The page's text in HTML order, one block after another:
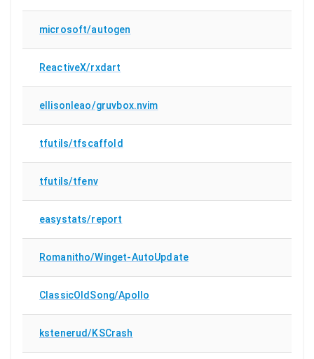
microsoft/autogen
ReactiveX/rxdart
ellisonleao/gruvbox.nvim
tfutils/tfscaffold
tfutils/tfenv
easystats/report
Romanitho/Winget-AutoUpdate
ClassicOldSong/Apollo
kstenerud/KSCrash